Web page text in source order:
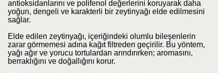
antioksidanlarını ve polifenol değerlerini koruyarak daha
yoğun, dengeli ve karakterli bir zeytinyağı elde edilmesini
sağlar.
Elde edilen zeytinyağı, içeriğindeki olumlu bileşenlerin
zarar görmemesi adına kağıt filtreden geçirilir. Bu yöntem,
yağı ağır ve yorucu tortulardan arındırırken; aromasını,
berraklığını ve doğallığını korur.